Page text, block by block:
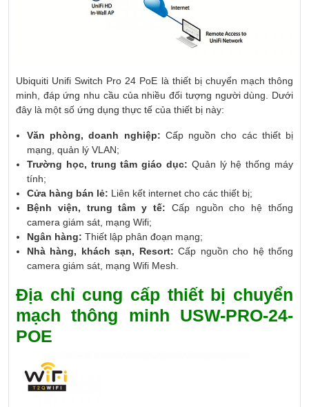
Ubiquiti Unifi Switch Pro 24 PoE là thiết bị chuyển mạch thông
minh, đáp ứng nhu cầu của nhiều đối tượng người dùng. Dưới
đây là một số ứng dụng thực tế của thiết bị này:
Văn phòng, doanh nghiệp: Cấp nguồn cho các thiết bị
mạng, quản lý VLAN;
Trường học, trung tâm giáo dục: Quản lý hệ thống máy
tính;
Cửa hàng bán lẻ: Liên kết internet cho các thiết bị;
Bệnh viện, trung tâm y tế: Cấp nguồn cho hệ thống
camera giám sát, mạng Wifi;
Ngân hàng: Thiết lập phân đoạn mạng;
Nhà hàng, khách sạn, Resort: Cấp nguồn cho hệ thống
camera giám sát, mạng Wifi Mesh.
Địa chỉ cung cấp thiết bị chuyển
mạch thông minh USW-PRO-24-
POE